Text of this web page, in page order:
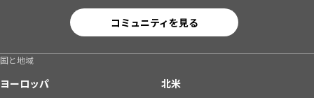
コミュニティを見る
国と地域
ヨーロッパ
北米